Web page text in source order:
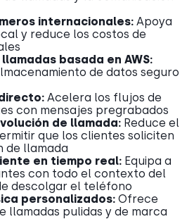
internacionales: Apoya
y reduce los costos de
basada en AWS:
de datos seguro
Acelera los flujos de
con mensajes pregrabados
de llamada: Reduce el
que los clientes soliciten
de llamada
en tiempo real: Equipa a
con todo el contexto del
descolgar el teléfono
personalizados: Ofrece
llamadas pulidas y de marca